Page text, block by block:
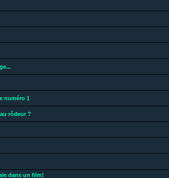
numéro 1
rôdeur ?
dans un film!